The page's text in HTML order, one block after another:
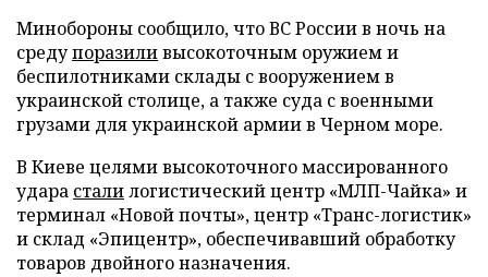
Минобороны сообщило, что ВС России в ночь на
средупоразиливысокоточным оружием и
беспилотниками склады с вооружением в
украинской столице, а также суда с военными
грузами для украинской армии в Черном море.
В Киеве целями высокоточного массированного
удара сталилогистический центр «МЛП-Чайка» и
терминал «Новой почты», центр «Транс-логистик»
и склад «Эпицентр», обеспечивавший обработку
товаров двойного назначения.